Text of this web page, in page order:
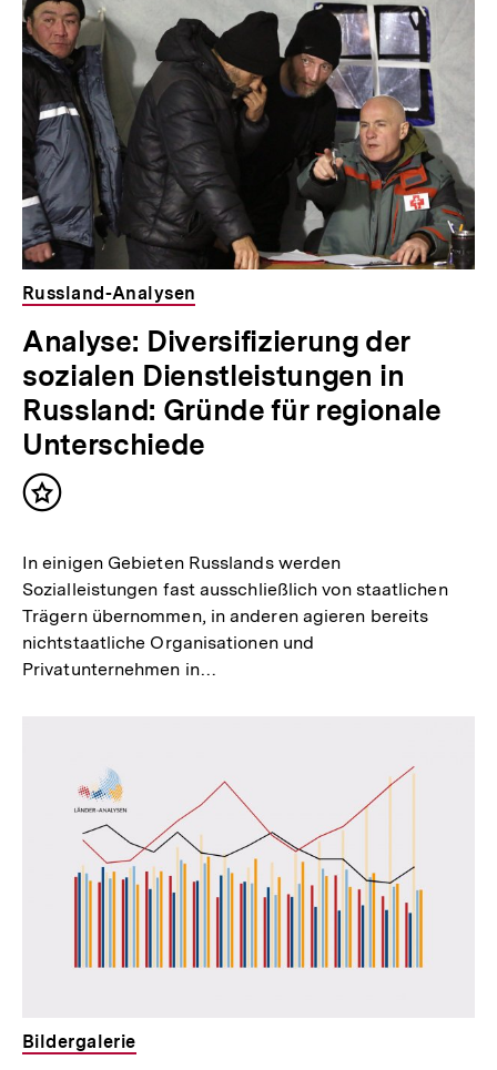
Russland-Analysen
Analyse: Diversifizierung der
sozialen Dienstleistungen in
Russland: Gründe für regionale
Unterschiede
Inhalt
In einigen Gebieten Russlands werden
Sozialleistungen fast ausschließlich von staatlichen
Trägern übernommen, in anderen agieren bereits
nichtstaatliche Organisationen und
Privatunternehmen in…
Bildergalerie